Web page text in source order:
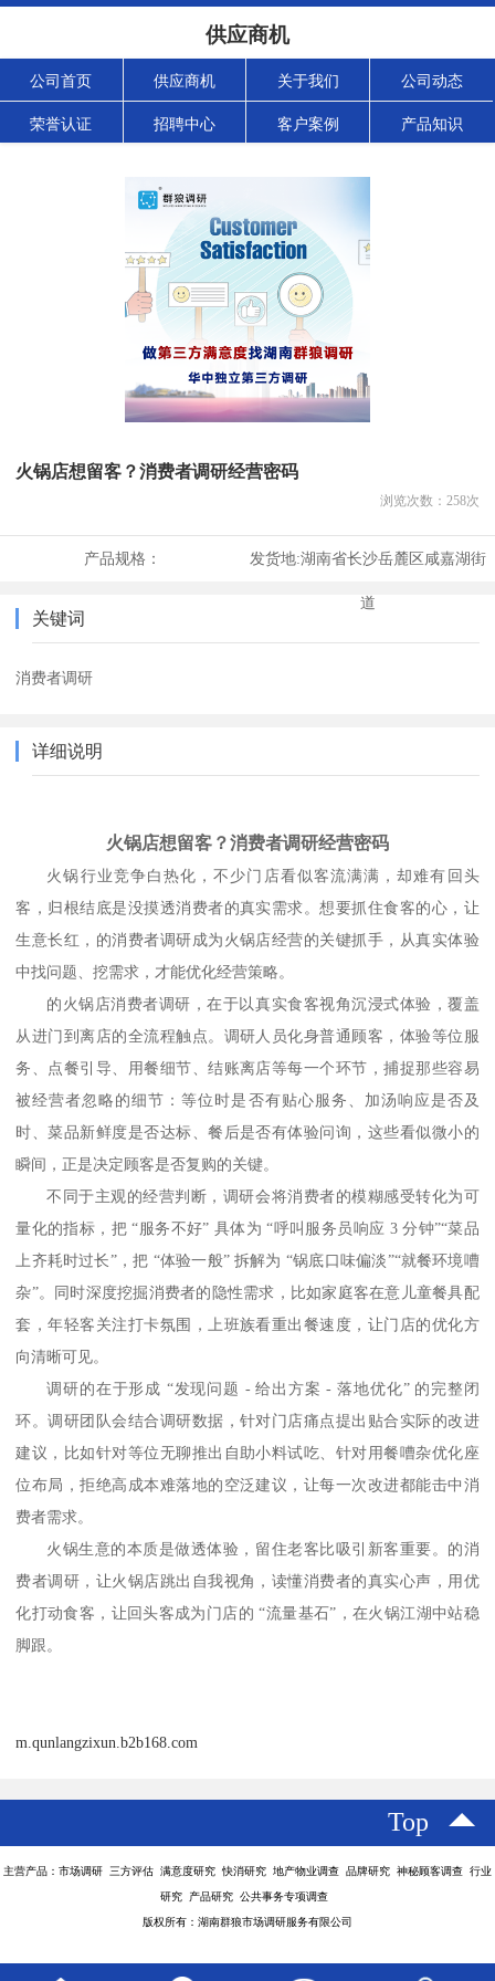
供应商机
公司首页 供应商机 关于我们 公司动态
荣誉认证 招聘中心 客户案例 产品知识
火锅店想留客？消费者调研经营密码
浏览次数： 258次
产品规格： 发货地:湖南省长沙岳麓区咸嘉湖街
道
关键词
消费者调研
详细说明
火锅店想留客？消费者调研经营密码
火锅行业竞争白热化，不少门店看似客流满满，却难有回头
客，归根结底是没摸透消费者的真实需求。想要抓住食客的心，让
生意长红，的消费者调研成为火锅店经营的关键抓手，从真实体验
中找问题、挖需求，才能优化经营策略。
的火锅店消费者调研，在于以真实食客视角沉浸式体验，覆盖
从进门到离店的全流程触点。调研人员化身普通顾客，体验等位服
务、点餐引导、用餐细节、结账离店等每一个环节，捕捉那些容易
被经营者忽略的细节：等位时是否有贴心服务、加汤响应是否及
时、菜品新鲜度是否达标、餐后是否有体验问询，这些看似微小的
瞬间，正是决定顾客是否复购的关键。
不同于主观的经营判断，调研会将消费者的模糊感受转化为可
量化的指标，把 “服务不好” 具体为 “呼叫服务员响应 3分钟”“菜品
上齐耗时过长”，把 “体验一般” 拆解为 “锅底口味偏淡”“就餐环境嘈
杂”。同时深度挖掘消费者的隐性需求，比如家庭客在意儿童餐具配
套，年轻客关注打卡氛围，上班族看重出餐速度，让门店的优化方
向清晰可见。
调研的在于形成 “发现问题 -给出方案-落地优化” 的完整闭
环。调研团队会结合调研数据，针对门店痛点提出贴合实际的改进
建议，比如针对等位无聊推出自助小料试吃、针对用餐嘈杂优化座
位布局，拒绝高成本难落地的空泛建议，让每一次改进都能击中消
费者需求。
火锅生意的本质是做透体验，留住老客比吸引新客重要。的消
费者调研，让火锅店跳出自我视角，读懂消费者的真实心声，用优
化打动食客，让回头客成为门店的 “流量基石”，在火锅江湖中站稳
脚跟。
m.qunlangzixun.b2b168.com
Top
主营产品：市场调研 三方评估 满意度研究 快消研究 地产物业调查 品牌研究 神秘顾客调查 行业
研究 产品研究 公共事务专项调查
版权所有：湖南群狼市场调研服务有限公司